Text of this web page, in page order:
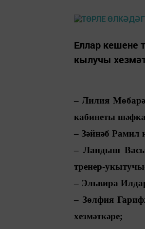
Еллар кешене
кылучы
– Лилия
кабинеты
– Зәйнәб Рамил
– Ландыш
тренер-
– Эльвира
– Зөлфия
хезмәткәре;